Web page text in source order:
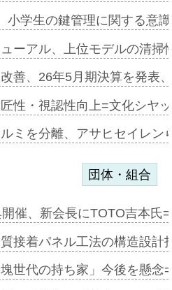
小学生の鍵管理に関する意
ューアル、上位モデルの清
善、26年5月期決算を発表
性・視認性向上=文化シヤ
ミを分離、アサヒセイレ
団体・組合
催、新会長にTOTO吉本氏
接着パネル工法の構造設
世代の持ち家」今後を懸